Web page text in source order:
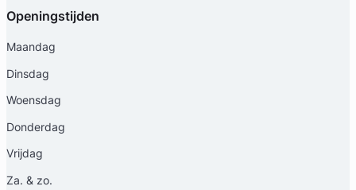
Openingstijden
Maandag
Dinsdag
Woensdag
Donderdag
Vrijdag
Za. & zo.